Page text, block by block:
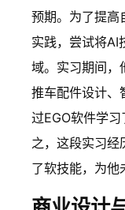
预期。为了提高
实践，尝试将AI
域。实习期间，
推车配件设计、
过EGO软件学
之，这段实习经
了软技能，为他